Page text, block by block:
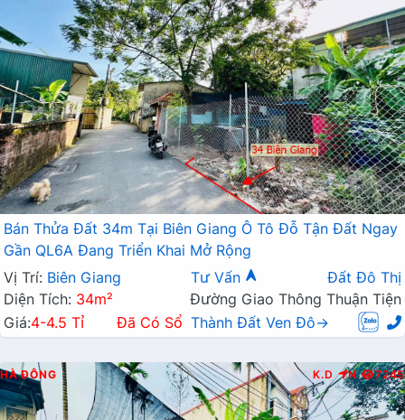
Bán Thửa Đất 34m Tại Biên Giang Ô Tô Đỗ Tận Đất Ngay
Gần QL6A Đang Triển Khai Mở Rộng
Vị Trí: Biên Giang Tư Vấn
Đất Đô Thị
Diện Tích: 34m²
Đường Giao Thông Thuận Tiện
Giá:4-4.5 Tỉ Đã Có Sổ Thành Đất Ven Đô→
HÀ ĐÔNG K.D N 7245